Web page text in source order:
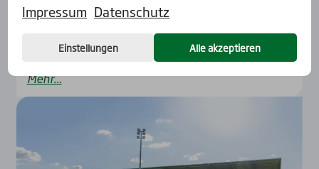
Pressemitteilung erbach.de, Samstag, 25. Juli 2026:
Am Samstag, den 25. Juli 2026, steht die
Rennbahn im Erbacher Sportpark wieder...
Mehr...
Impressum Datenschutz
Einstellungen Alle akzeptieren